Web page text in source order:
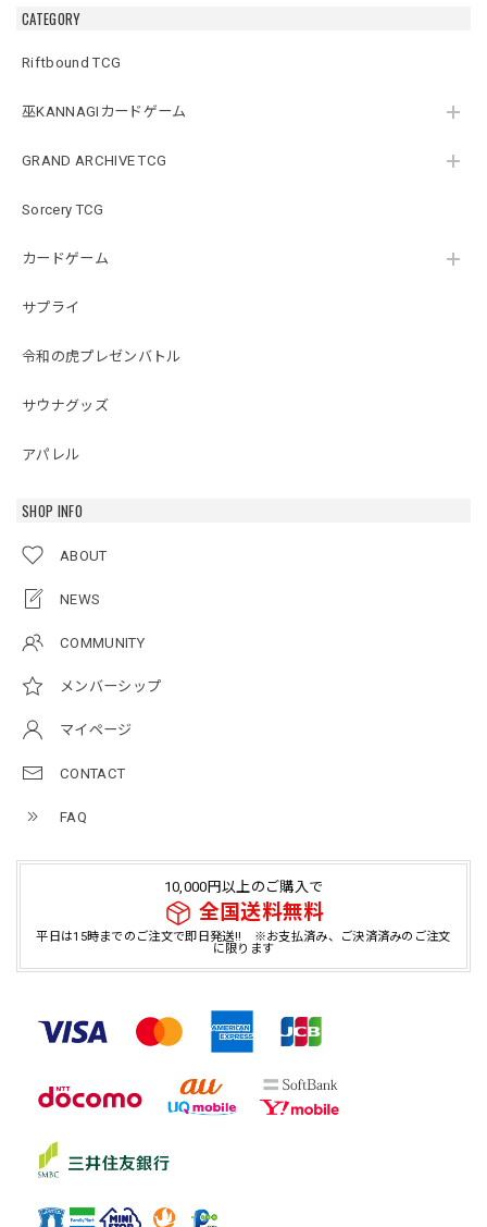
CATEGORY
Riftbound TCG
巫KANNAGIカードゲーム
GRAND ARCHIVE TCG
Sorcery TCG
カードゲーム
サプライ
令和の虎プレゼンバトル
サウナグッズ
アパレル
SHOP INFO
ABOUT
NEWS
COMMUNITY
メンバーシップ
マイページ
CONTACT
FAQ
10,000円以上のご購入で
全国送料無料
平日は15時までのご注文で即日発送!! ※お支払済み、ご決済済みのご注文
に限ります